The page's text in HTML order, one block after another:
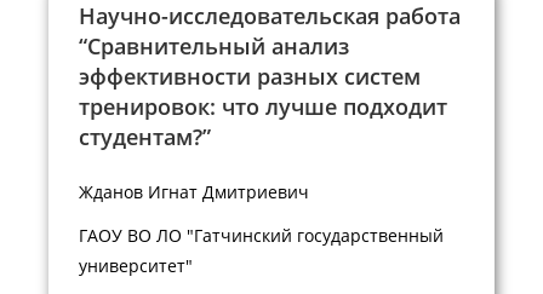
Научно-исследовательская работа
“Сравнительный анализ
эффективности разных систем
тренировок: что лучше подходит
студентам?”
Жданов Игнат Дмитриевич
ГАОУ ВО ЛО "Гатчинский государственный
университет"